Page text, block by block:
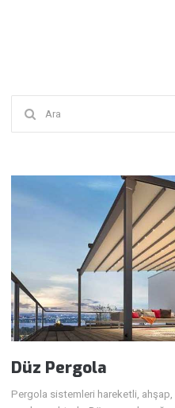
ara:
Düz Pergola
Pergola sistemleri hareketli, ahşap,